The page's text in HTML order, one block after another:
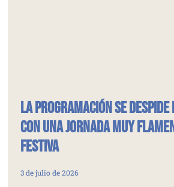
La programación se
con una jornada muy
festiva
3 de julio de 2026